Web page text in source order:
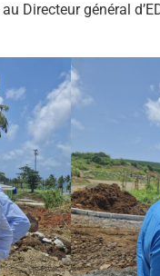
Directeur général